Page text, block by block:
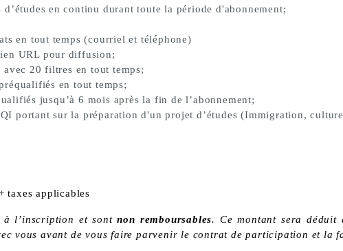
en continu durant toute la période d'abonnement;
en tout temps (courriel et téléphone)
URL pour diffusion;
20 filtres en tout temps;
en tout temps;
jusqu’à 6 mois après la fin de l’abonnement;
portant sur la préparation d'un projet d’études (Immigration,
taxes applicables
à l’inscription et sontnon remboursables. Ce montant sera déduit
vous avant de vous faire parvenir le contrat de participation et la